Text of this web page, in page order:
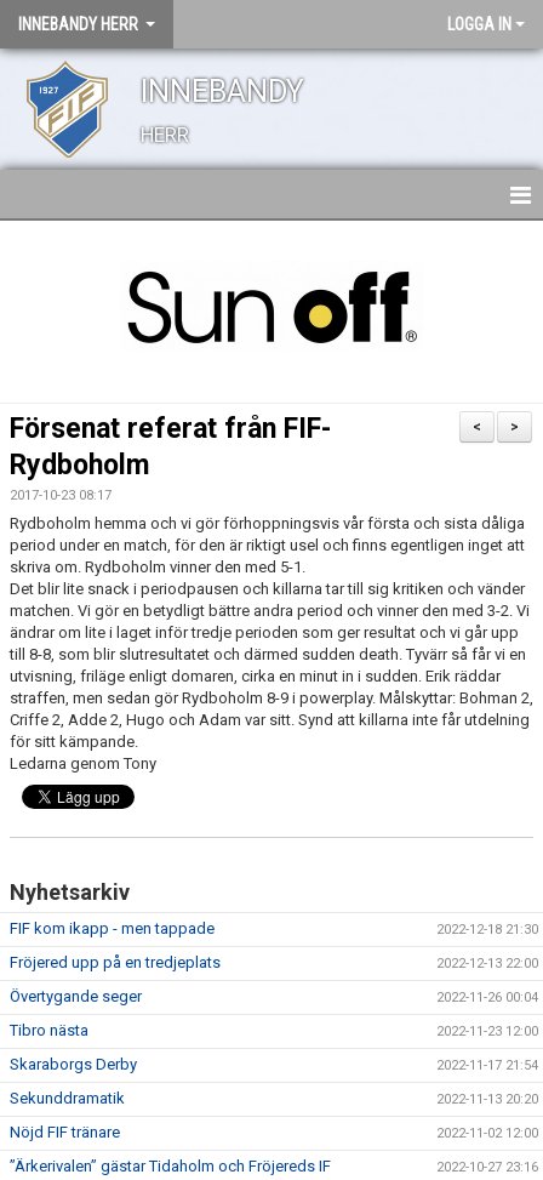
INNEBANDY HERR LOGGA IN
INNEBANDY
HERR
DOKUMENT
KONTAKT
TABELL & RESULTAT
MATCHER
>
<
Försenat referat från FIF-
Rydboholm
2017-10-23 08:17
Rydboholm hemma och vi gör förhoppningsvis vår första och sista dåliga
period under en match, för den är riktigt usel och finns egentligen inget att
skriva om. Rydboholm vinner den med 5-1.
Det blir lite snack i periodpausen och killarna tar till sig kritiken och vänder
matchen. Vi gör en betydligt bättre andra period och vinner den med 3-2. Vi
ändrar om lite i laget inför tredje perioden som ger resultat och vi går upp
till 8-8, som blir slutresultatet och därmed sudden death. Tyvärr så får vi en
utvisning, friläge enligt domaren, cirka en minut in i sudden. Erik räddar
straffen, men sedan gör Rydboholm 8-9 i powerplay. Målskyttar: Bohman 2,
Criffe 2, Adde 2, Hugo och Adam var sitt. Synd att killarna inte får utdelning
för sitt kämpande.
Ledarna genom Tony
Nyhetsarkiv
FIF kom ikapp - men tappade 2022-12-18 21:30
Fröjered upp på en tredjeplats 2022-12-13 22:00
Övertygande seger 2022-11-26 00:04
Tibro nästa 2022-11-23 12:00
Skaraborgs Derby 2022-11-17 21:54
Sekunddramatik 2022-11-13 20:20
Nöjd FIF tränare 2022-11-02 12:00
”Ärkerivalen” gästar Tidaholm och Fröjereds IF 2022-10-27 23:16